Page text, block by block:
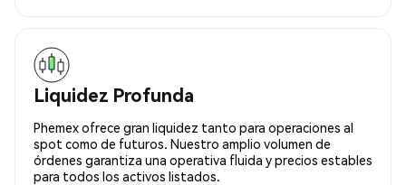
Liquidez Profunda
Phemex ofrece gran liquidez tanto para operaciones al
spot como de futuros. Nuestro amplio volumen de
órdenes garantiza una operativa fluida y precios estables
para todos los activos listados.